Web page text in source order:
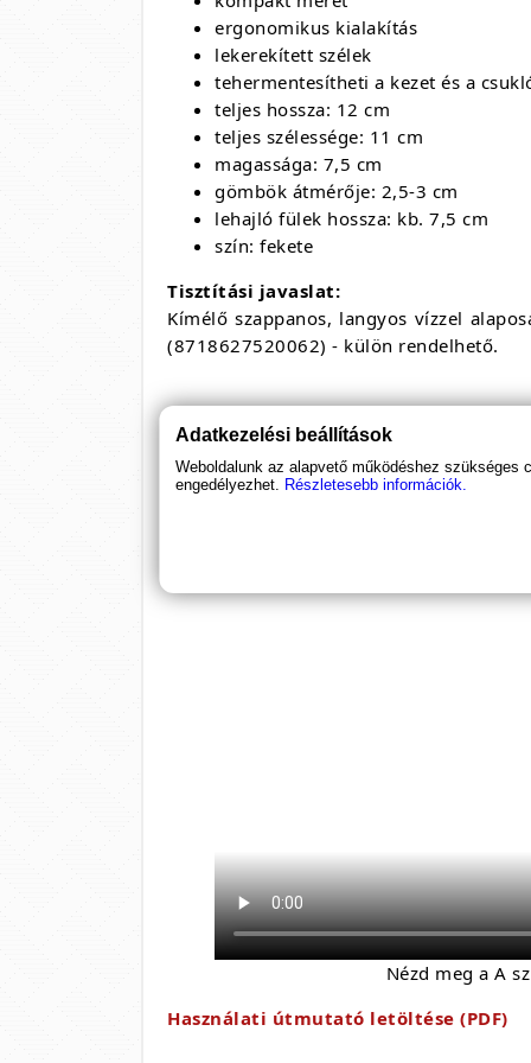
ergonomikus kialakítás
lekerekített szélek
tehermentesítheti a kezet és a
teljes hossza: 12 cm
teljes szélessége: 11 cm
magassága: 7,5 cm
gömbök átmérője: 2,5-3 cm
lehajló fülek hossza: kb. 7,5 cm
szín: fekete
Tisztítási javaslat:
Kímélő szappanos, langyos vízzel
(8718627520062) - külön rendelhető.
Nézd meg a A
Használati útmutató letöltése (PDF)
Adatkezelési beállítások
Weboldalunk az alapvető működéshez
engedélyezhet. Részletesebb információk.